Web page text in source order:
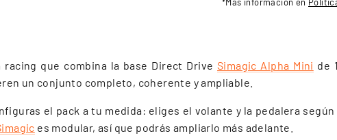
racing que combina la base Direct DriveSimagic Alpha Mini de
un conjunto completo, coherente y ampliable.
el pack a tu medida: eliges el volante y la pedalera
es modular, así que podrás ampliarlo más adelante.